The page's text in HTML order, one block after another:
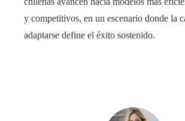
y competitivos, en un escenario donde la
adaptarse define el éxito sostenido.